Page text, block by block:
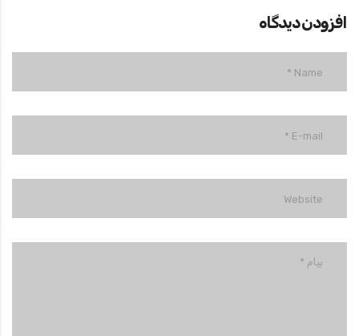
افزودن دیدگاه